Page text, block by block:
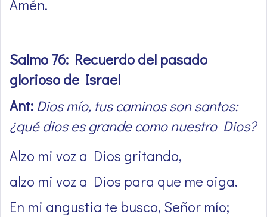
Amén.
Salmo 76: Recuerdo del pasado
glorioso de Israel
Ant: Dios mío, tus caminos son santos:
¿qué dios es grande como nuestro Dios?
Alzo mi voz a Dios gritando,
alzo mi voz a Dios para que me oiga.
En mi angustia te busco, Señor mío;